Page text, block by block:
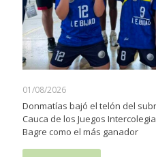
01/08/2026
Donmatías bajó el telón del
Cauca de los Juegos
Bagre como el más ganador